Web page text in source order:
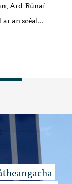
, Ard-Rúnaí
an scéal...